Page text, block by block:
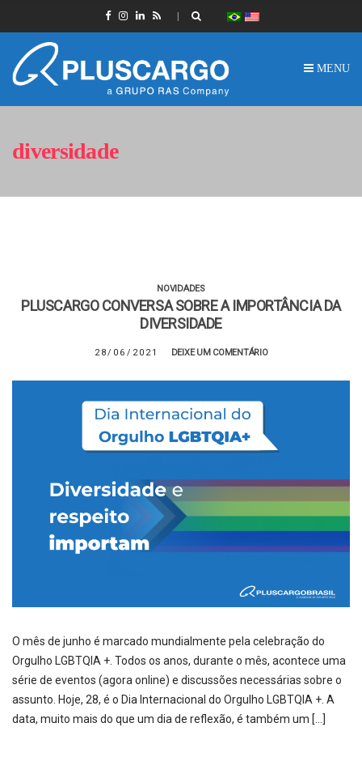
MENU
diversidade
NOVIDADES
PLUSCARGO CONVERSA SOBRE A IMPORTÂNCIA DA
DIVERSIDADE
28/06/2021 DEIXE UM COMENTÁRIO
O mês de junho é marcado mundialmente pela celebração do
Orgulho LGBTQIA +. Todos os anos, durante o mês, acontece uma
série de eventos (agora online) e discussões necessárias sobre o
assunto. Hoje, 28, é o Dia Internacional do Orgulho LGBTQIA +. A
data, muito mais do que um dia de reflexão, é também um […]